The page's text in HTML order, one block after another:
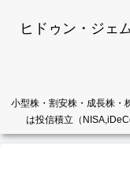
ヒドゥン・ジェ
小型株・割安株・成長株・
は投信積立（